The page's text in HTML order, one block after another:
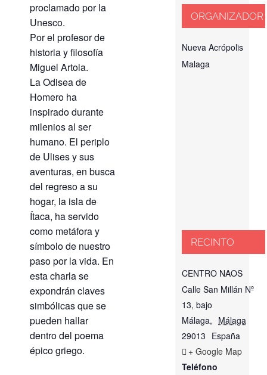
proclamado por la
Unesco.
Por el profesor de
historia y filosofía
Miguel Artola.
La Odisea de
Homero ha
inspirado durante
milenios al ser
humano. El periplo
de Ulises y sus
aventuras, en busca
del regreso a su
hogar, la isla de
Ítaca, ha servido
como metáfora y
símbolo de nuestro
paso por la vida. En
esta charla se
expondrán claves
simbólicas que se
pueden hallar
dentro del poema
épico griego.
ORGANIZADOR
Nueva Acrópolis
Malaga
RECINTO
CENTRO NAOS
Calle San Millán Nº
13, bajo
Málaga, Málaga
29013 España
+ Google Map
Teléfono